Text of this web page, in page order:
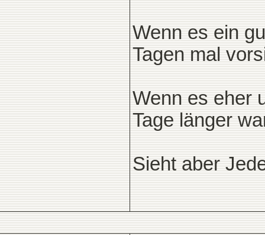
Wenn es ein
Tagen mal
Wenn es eher
Tage länger
Sieht aber